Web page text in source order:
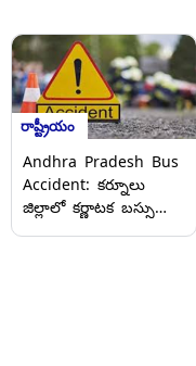
రాష్ట్రీయం
Andhra Pradesh Bus
Accident: కర్నూలు
జిల్లాలో కర్ణాటక బస్సు